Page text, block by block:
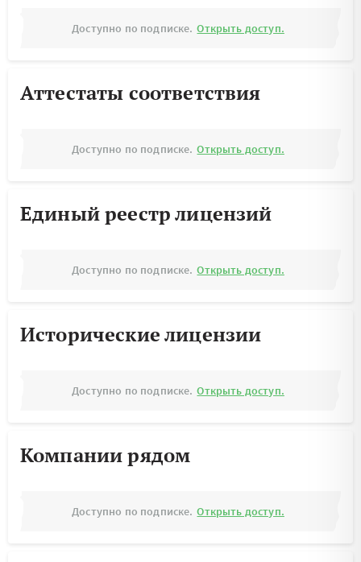
Доступно по подписке. Открыть доступ.
Аттестаты соответствия
Доступно по подписке. Открыть доступ.
Единый реестр лицензий
Доступно по подписке. Открыть доступ.
Исторические лицензии
Доступно по подписке. Открыть доступ.
Компании рядом
Доступно по подписке. Открыть доступ.